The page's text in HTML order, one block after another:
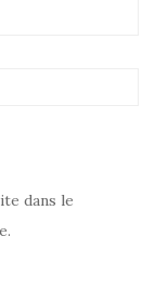
dans le